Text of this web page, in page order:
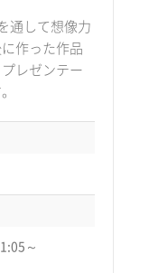
通して想像力
作った作品
レゼンテー
～